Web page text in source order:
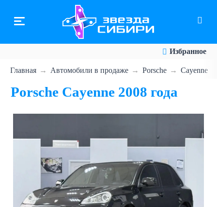
основному
Избранное
Главная Автомобили в продаже Porsche Cayenne
Porsche Cayenne 2008 года